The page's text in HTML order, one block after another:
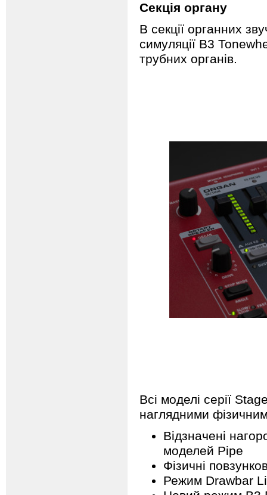
Секція органу
В секції органних
симуляції B3
трубних органів.
Всі моделі серії
наглядними
Відзначені
моделей Pipe
Фізичні
Режим Drawbar